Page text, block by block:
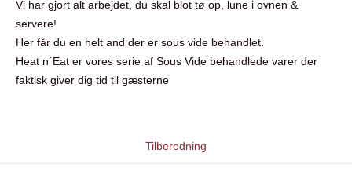
Vi har gjort alt arbejdet, du skal blot tø op, lune i ovnen &
servere!
Her får du en helt and der er sous vide behandlet.
Heat n´Eat er vores serie af Sous Vide behandlede varer der
faktisk giver dig tid til gæsterne
Tilberedning